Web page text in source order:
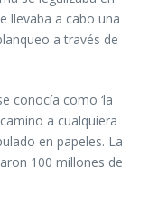
llevaba a cabo una
a través de
conocía como ‘la
a cualquiera
en papeles. La
100 millones de